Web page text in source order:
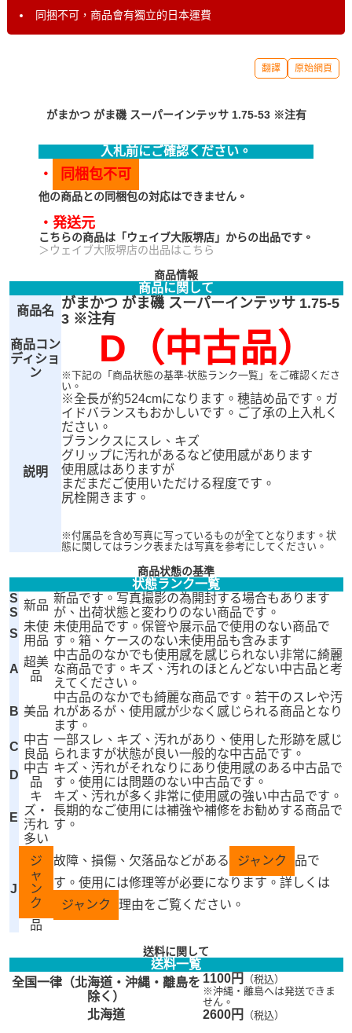
同捆不可，商品會有獨立的日本運費
翻譯 原始網頁
がまかつ がま磯 スーパーインテッサ 1.75-53 ※注有
入札前にご確認ください。
・ 同梱包不可
他の商品との同梱包の対応はできません。
・発送元
こちらの商品は「ウェイブ大阪堺店」からの出品です。
＞ウェイブ大阪堺店の出品はこちら
商品情報
商品に関して
商品名
がまかつ がま磯 スーパーインテッサ 1.75-5
3 ※注有
商品コン
ディショ
ン
D（中古品）
※下記の「商品状態の基準-状態ランク一覧」をご確認くださ
い。
説明
※全長が約524cmになります。穂詰め品です。ガ
イドバランスもおかしいです。ご了承の上入札く
ださい。
ブランクスにスレ、キズ
グリップに汚れがあるなど使用感があります
使用感はありますが
まだまだご使用いただける程度です。
尻栓開きます。
※付属品を含め写真に写っているものが全てとなります。状
態に関してはランク表または写真を参考にしてください。
商品状態の基準
状態ランク一覧
S
S
新品
新品です。写真撮影の為開封する場合もあります
が、出荷状態と変わりのない商品です。
S
未使
用品
未使用品です。保管や展示品で使用のない商品で
す。箱、ケースのない未使用品も含みます
A
超美
品
中古品のなかでも使用感を感じられない非常に綺麗
な商品です。キズ、汚れのほとんどない中古品と考
えてください。
B 美品
中古品のなかでも綺麗な商品です。若干のスレや汚
れがあるが、使用感が少なく感じられる商品となり
ます。
C
中古
良品
一部スレ、キズ、汚れがあり、使用した形跡を感じ
られますが状態が良い一般的な中古品です。
D
中古
品
キズ、汚れがそれなりにあり使用感のある中古品で
す。使用には問題のない中古品です。
E
キ
ズ・
汚れ
多い
キズ、汚れが多く非常に使用感の強い中古品です。
長期的なご使用には補強や補修をお勧めする商品で
す。
J
ジ
ャ
ン
ク
品
故障、損傷、欠落品などがある ジャンク
品で
す。使用には修理等が必要になります。詳しくは
ジャンク
理由をご覧ください。
送料に関して
送料一覧
全国一律（北海道・沖縄・離島を
除く）
1100円 （税込）
※沖縄・離島へは発送できま
せん。
北海道 2600円 （税込）